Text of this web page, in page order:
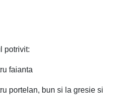
potrivit:
faianta
portelan, bun si la gresie si